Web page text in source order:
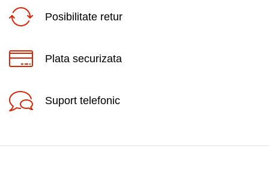
Posibilitate retur
Plata securizata
Suport telefonic